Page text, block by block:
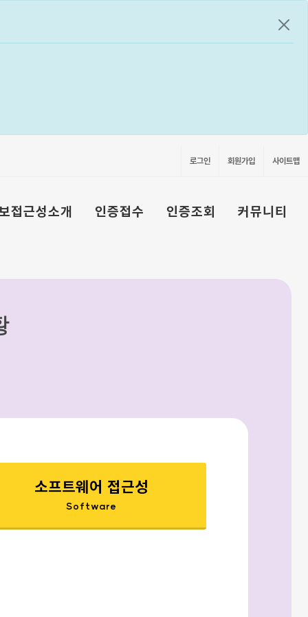
공지
로그인 회원가입 사이트맵
접근성소개 인증접수 인증조회 커뮤니티
소프트웨어 접근성
Software